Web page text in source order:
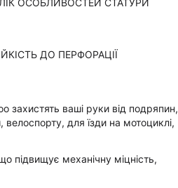
ОСОБЛИВОСТЕЙ СТАТУРИ
ДО ПЕРФОРАЦІЇ
захистять ваші руки від подряпин,
велоспорту, для їзди на мотоциклі,
підвищує механічну міцність,